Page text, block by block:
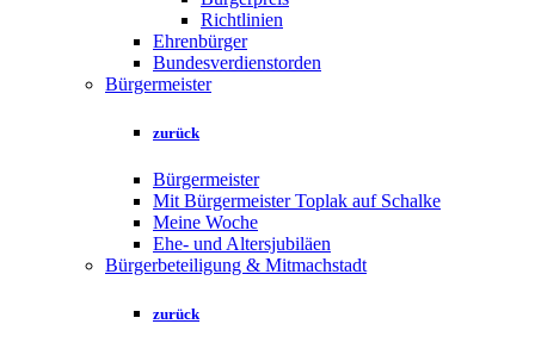
Richtlinien
Ehrenbürger
Bundesverdienstorden
Bürgermeister
zurück
Bürgermeister
Mit Bürgermeister Toplak auf Schalke
Meine Woche
Ehe- und Altersjubiläen
Bürgerbeteiligung & Mitmachstadt
zurück